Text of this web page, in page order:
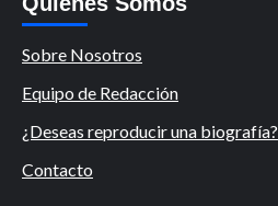
Sobre Nosotros
Equipo de Redacción
¿Deseas reproducir una biografía?
Contacto